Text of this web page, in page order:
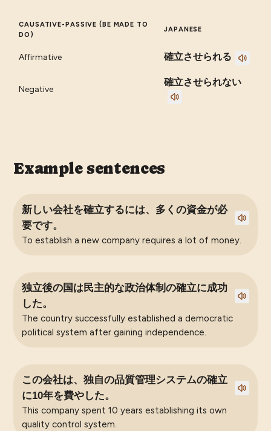
CAUSATIVE-PASSIVE (BE MADE TO
DO)
JAPANESE
Affirmative 確立させられる
Negative
確立させられない
Example sentences
新しい会社を確立するには、多くの資金が必
要です。
To establish a new company requires a lot of money.
独立後の国は民主的な政治体制の確立に成功
した。
The country successfully established a democratic
political system after gaining independence.
この会社は、独自の品質管理システムの確立
に10年を費やした。
This company spent 10 years establishing its own
quality control system.